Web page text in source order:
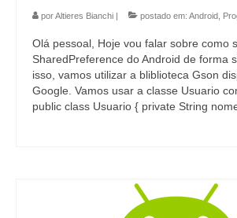
porAltieres Bianchi | postado em: Android
Olá pessoal, Hoje vou falar sobre como
SharedPreference do Android de forma
isso, vamos utilizar a bliblioteca Gson
Google. Vamos usar a classe Usuario
public class Usuario { private String